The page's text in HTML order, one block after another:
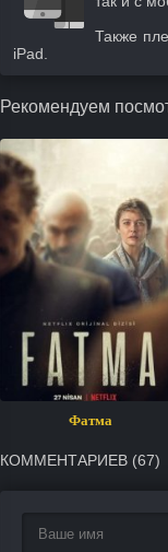
Также
iPad.
Рекомендуем
Фатма
КОММЕНТАРИЕВ (67)